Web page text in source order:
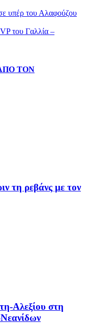
υπέρ του Αλαφούζου
του Γαλλία –
ΤΟΝ
τη ρεβάνς με τον
Αλεξίου στη